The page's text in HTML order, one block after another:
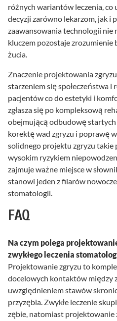
różnych wariantów leczenia, co
decyzji zarówno lekarzom, jak i
zaawansowania technologii nie
kluczem pozostaje
żucia.
Znaczenie projektowania
starzeniem się społeczeństwa i
pacjentów co do estetyki i
zgłasza się po kompleksową
obejmującą odbudowę
korektę wad zgryzu i poprawę
solidnego projektu zgryzu takie
wysokim ryzykiem
zajmuje ważne miejsce w
stanowi jeden z filarów
stomatologii.
FAQ
Na czym polega
zwykłego leczenia
Projektowanie zgryzu to
docelowych kontaktów między
uwzględnieniem stawów
przyzębia. Zwykłe leczenie
zębie, natomiast projektowanie